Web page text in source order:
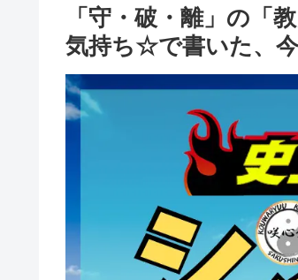
「守・破・離」の「
気持ち☆で書いた、